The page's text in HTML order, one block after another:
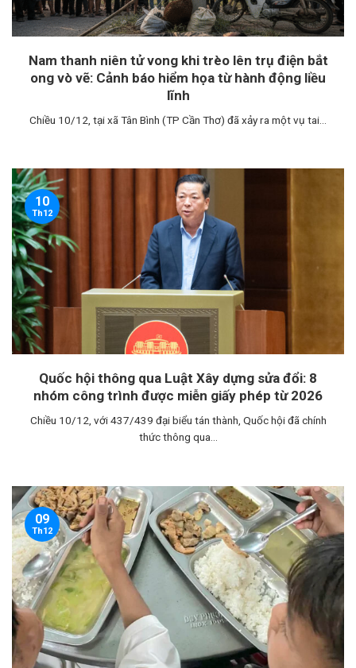
Nam thanh niên tử vong khi trèo lên trụ điện bắt
ong vò vẽ: Cảnh báo hiểm họa từ hành động liều
lĩnh
Chiều 10/12, tại xã Tân Bình (TP Cần Thơ) đã xảy ra một vụ tai...
Quốc hội thông qua Luật Xây dựng sửa đổi: 8
nhóm công trình được miễn giấy phép từ 2026
Chiều 10/12, với 437/439 đại biểu tán thành, Quốc hội đã chính
thức thông qua...
10
Th12
09
Th12